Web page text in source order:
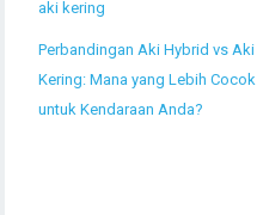
Perbandingan Aki Hybrid vs Aki
Kering: Mana yang Lebih Cocok
untuk Kendaraan Anda?